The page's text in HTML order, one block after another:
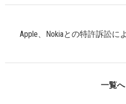
Apple、Nokiaとの特許訴訟に
一覧へ